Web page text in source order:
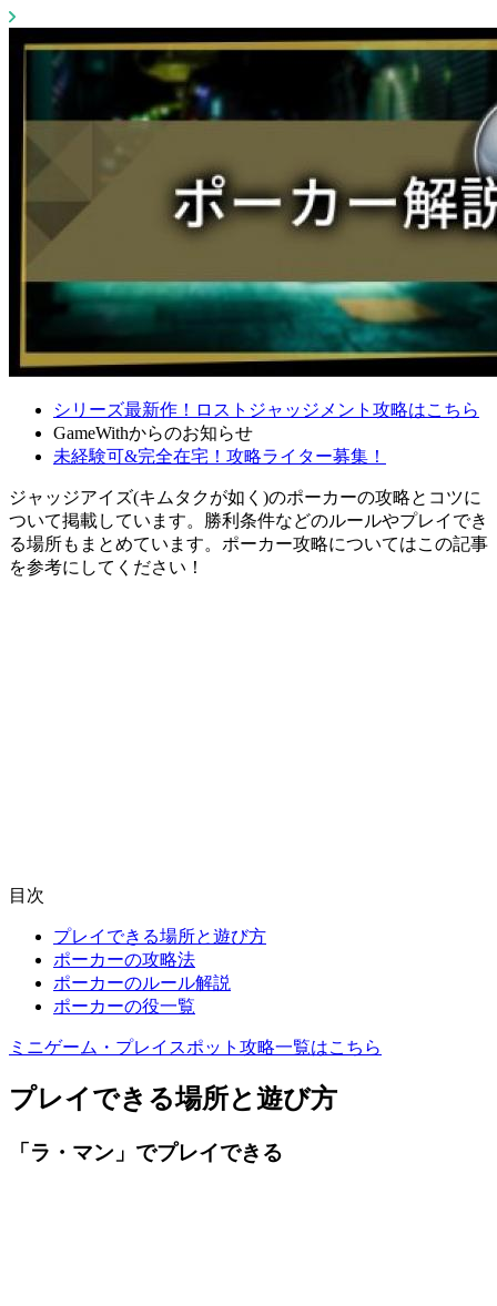
シリーズ最新作！ロストジャッジメント攻略はこちら
GameWithからのお知らせ
未経験可&完全在宅！攻略ライター募集！
ジャッジアイズ(キムタクが如く)のポーカーの攻略とコツに
ついて掲載しています。勝利条件などのルールやプレイでき
る場所もまとめています。ポーカー攻略についてはこの記事
を参考にしてください！
目次
プレイできる場所と遊び方
ポーカーの攻略法
ポーカーのルール解説
ポーカーの役一覧
ミニゲーム・プレイスポット攻略一覧はこちら
プレイできる場所と遊び方
「ラ・マン」でプレイできる